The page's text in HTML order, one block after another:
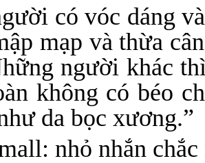
có vóc dáng
mạp và thừa
người khác
không có béo
da bọc xương.”
nhỏ nhắn